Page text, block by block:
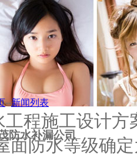
防水补漏公司
--新闻列表
程施工设计方
水等级确定